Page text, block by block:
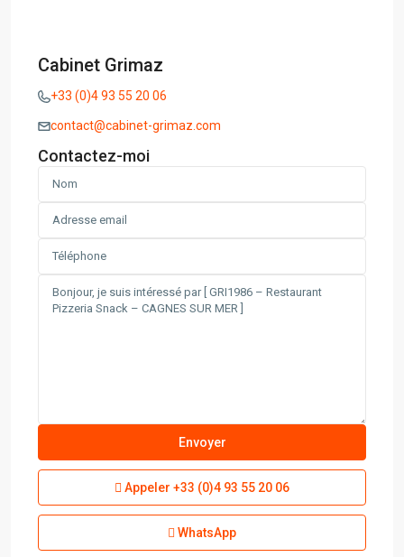
Cabinet Grimaz
+33 (0)4 93 55 20 06
contact@cabinet-grimaz.com
Contactez-moi
Appeler +33 (0)4 93 55 20 06
WhatsApp